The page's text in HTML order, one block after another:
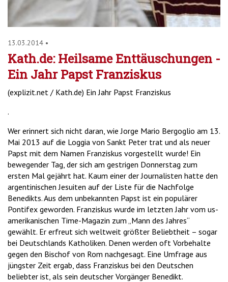
13.03.2014 •
Kath.de: Heilsame Enttäuschungen -
Ein Jahr Papst Franziskus
(explizit.net / Kath.de) Ein Jahr Papst Franziskus
.
Wer erinnert sich nicht daran, wie Jorge Mario Bergoglio am 13.
Mai 2013 auf die Loggia von Sankt Peter trat und als neuer
Papst mit dem Namen Franziskus vorgestellt wurde! Ein
bewegender Tag, der sich am gestrigen Donnerstag zum
ersten Mal gejährt hat. Kaum einer der Journalisten hatte den
argentinischen Jesuiten auf der Liste für die Nachfolge
Benedikts. Aus dem unbekannten Papst ist ein populärer
Pontifex geworden. Franziskus wurde im letzten Jahr vom us-
amerikanischen Time-Magazin zum „Mann des Jahres“
gewählt. Er erfreut sich weltweit größter Beliebtheit – sogar
bei Deutschlands Katholiken. Denen werden oft Vorbehalte
gegen den Bischof von Rom nachgesagt. Eine Umfrage aus
jüngster Zeit ergab, dass Franziskus bei den Deutschen
beliebter ist, als sein deutscher Vorgänger Benedikt.